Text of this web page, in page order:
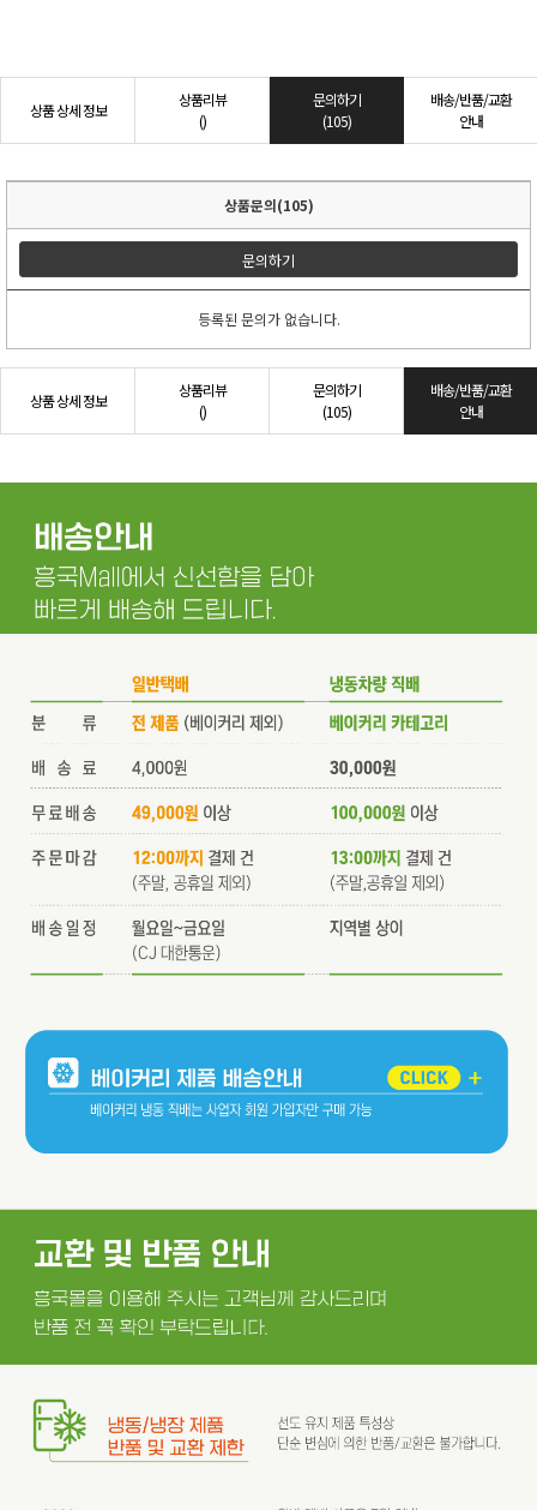
상품 상세 정보
상품리뷰
()
문의하기
(105)
배송/반품/교환
안내
상품문의(105)
문의하기
등록된 문의가 없습니다.
상품 상세 정보
상품리뷰
()
문의하기
(105)
배송/반품/교환
안내